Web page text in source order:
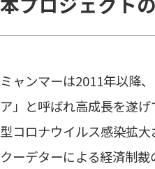
ミャンマーは2011年以降
ア」と呼ばれ高成長を遂
型コロナウイルス感染拡
クーデターによる経済制